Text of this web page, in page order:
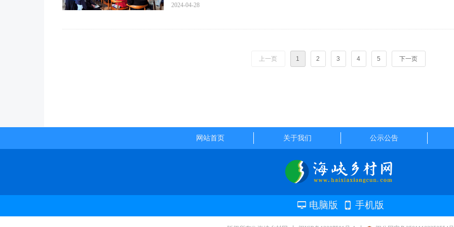
2024-04-28
上一页 1 2 3 4 5 下一页
网站首页 关于我们 公示公告
넡 电脑版 넓 手机版